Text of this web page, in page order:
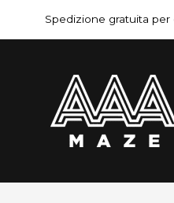
al
contenuto
Spedizione gratuita per
Navigazione
articoli